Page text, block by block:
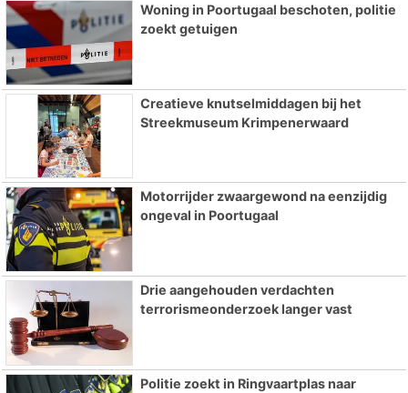
Woning in Poortugaal beschoten, politie
zoekt getuigen
Creatieve knutselmiddagen bij het
Streekmuseum Krimpenerwaard
Motorrijder zwaargewond na eenzijdig
ongeval in Poortugaal
Drie aangehouden verdachten
terrorismeonderzoek langer vast
Politie zoekt in Ringvaartplas naar